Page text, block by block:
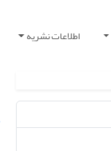
اطلاعات نشریه